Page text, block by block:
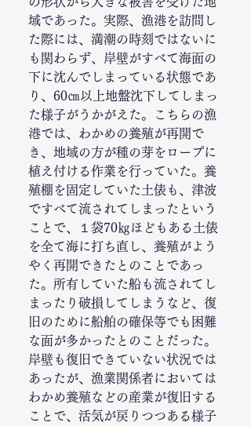
域であった。実際、漁港を訪問し
た際には、満潮の時刻ではないに
も関わらず、岸壁がすべて海面の
下に沈んでしまっている状態であ
り、60㎝以上地盤沈下してしまっ
た様子がうかがえた。こちらの漁
港では、わかめの養殖が再開で
き、地域の方が種の芽をロープに
植え付ける作業を行っていた。養
殖棚を固定していた土俵も、津波
ですべて流されてしまったという
ことで、１袋70㎏ほどもある土俵
を全て海に打ち直し、養殖がよう
やく再開できたとのことであっ
た。所有していた船も流されてし
まったり破損してしまうなど、復
旧のために船舶の確保等でも困難
な面が多かったとのことだった。
岸壁も復旧できていない状況では
あったが、漁業関係者においては
わかめ養殖などの産業が復旧する
ことで、活気が戻りつつある様子